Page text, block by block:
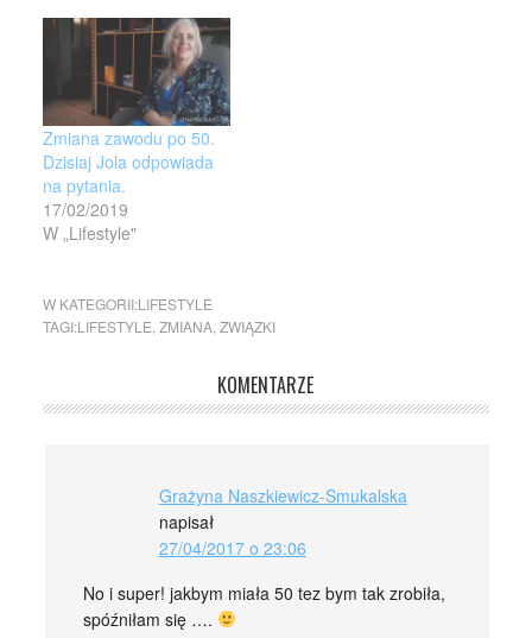
Zmiana zawodu po 50.
Dzisiaj Jola odpowiada
na pytania.
17/02/2019
W „Lifestyle"
W KATEGORII:LIFESTYLE
TAGI:LIFESTYLE ZMIANA, ZWIĄZKI
KOMENTARZE
Grażyna Naszkiewicz-Smukalska
napisał
27/04/2017 o 23:06
No i super! jakbym miała 50 tez bym tak zrobiła,
spóźniłam się ….